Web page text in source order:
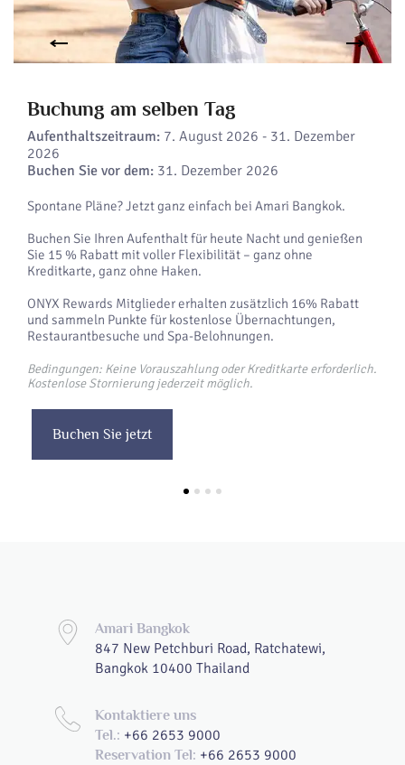
Buchung am selben Tag
Aufenthaltszeitraum:7. August 2026 - 31. Dezember
2026
Buchen Sie vor dem:31. Dezember 2026
Spontane Pläne? Jetzt ganz einfach bei Amari Bangkok.
Buchen Sie Ihren Aufenthalt für heute Nacht und genießen
Sie 15 % Rabatt mit voller Flexibilität – ganz ohne
Kreditkarte, ganz ohne Haken.
ONYX Rewards Mitglieder erhalten zusätzlich 16% Rabatt
und sammeln Punkte für kostenlose Übernachtungen,
Restaurantbesuche und Spa-Belohnungen.
Bedingungen: Keine Vorauszahlung oder Kreditkarte erforderlich.
Kostenlose Stornierung jederzeit möglich.
Buchen Sie jetzt
Amari Bangkok
847 New Petchburi Road, Ratchatewi,
Bangkok 10400 Thailand
Kontaktiere uns
Tel.: +66 2653 9000
Reservation Tel: +66 2653 9000